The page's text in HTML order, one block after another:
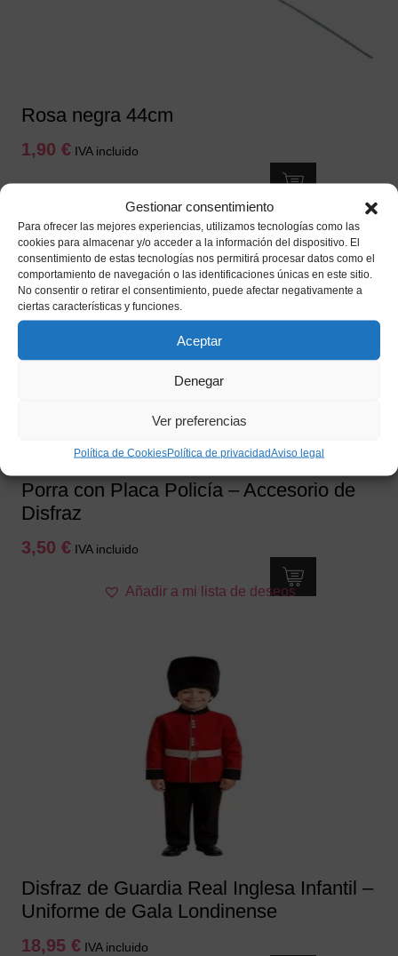
Gestionar consentimiento
Para ofrecer las mejores experiencias, utilizamos tecnologías como las
cookies para almacenar y/o acceder a la información del dispositivo. El
consentimiento de estas tecnologías nos permitirá procesar datos como el
comportamiento de navegación o las identificaciones únicas en este sitio.
No consentir o retirar el consentimiento, puede afectar negativamente a
ciertas características y funciones.
Aceptar
Denegar
Ver preferencias
Política de CookiesPolítica de privacidadAviso legal
Rosa negra 44cm
1,90 € IVA incluido
Porra con Placa Policía – Accesorio de
Disfraz
3,50 € IVA incluido
Añadir a mi lista de deseos
Disfraz de Guardia Real Inglesa Infantil –
Uniforme de Gala Londinense
18,95 € IVA incluido